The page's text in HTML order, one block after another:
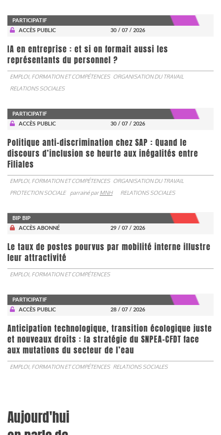
PARTICIPATIF
ACCÈS PUBLIC
30 / 07 / 2026
IA en entreprise : et si on formait aussi les
représentants du personnel ?
EMPLOI, FORMATION ET COMPÉTENCES ORGANISATION DU TRAVAIL
RELATIONS SOCIALES
PARTICIPATIF
ACCÈS PUBLIC
30 / 07 / 2026
Politique anti-discrimination chez SAP : Quand le
discours d’inclusion se heurte aux inégalités entre
Filiales
EMPLOI, FORMATION ET COMPÉTENCES ORGANISATION DU TRAVAIL
PROTECTION SOCIALE
parrainé parMNH RELATIONS SOCIALES
BIP BIP
ACCÈS ABONNÉ
29 / 07 / 2026
Le taux de postes pourvus par mobilité interne illustre
leur attractivité
EMPLOI, FORMATION ET COMPÉTENCES
PARTICIPATIF
ACCÈS PUBLIC
28 / 07 / 2026
Anticipation technologique, transition écologique juste
et nouveaux droits : la stratégie du SNPEA-CFDT face
aux mutations du secteur de l’eau
EMPLOI, FORMATION ET COMPÉTENCES RELATIONS SOCIALES
Aujourd'hui